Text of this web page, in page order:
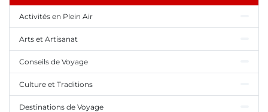
Activités en Plein Air
Arts et Artisanat
Conseils de Voyage
Culture et Traditions
Destinations de Voyage